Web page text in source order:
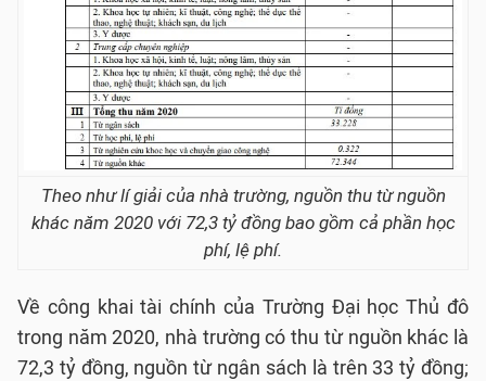
Theo như lí giải của nhà trường, nguồn thu từ nguồn
khác năm 2020 với 72,3 tỷ đồng bao gồm cả phần học
phí, lệ phí.
Về công khai tài chính của Trường Đại học Thủ đô
trong năm 2020, nhà trường có thu từ nguồn khác là
72,3 tỷ đồng, nguồn từ ngân sách là trên 33 tỷ đồng;